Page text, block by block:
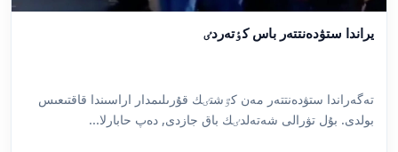
يراندا ستۋدەنتتەر باس كٶتەردٸ
تەگەراندا ستۋدەنتتەر مەن كٷشتٸك قۇرىلىمدار اراسىندا قاقتىعىس
بولدى. بۇل تۋرالى شەتەلدٸك باق جازدى, دەپ حابارلا...